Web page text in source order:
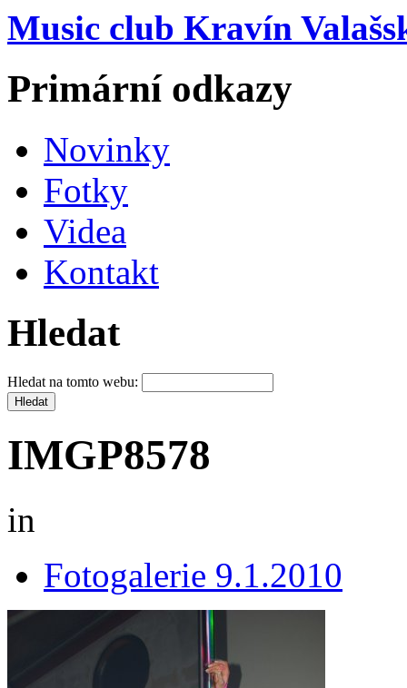
Music club Kravín
Primární odkazy
Novinky
Fotky
Videa
Kontakt
Hledat
Hledat na tomto webu:
IMGP8578
in
Fotogalerie 9.1.2010